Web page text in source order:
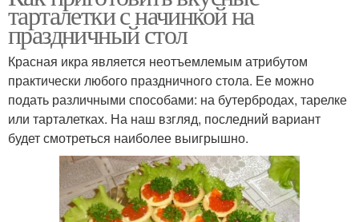
тарталетки с начинкой на
праздничный стол
Красная икра является неотъемлемым атрибутом
практически любого праздничного стола. Ее можно
подать различными способами: на бутербродах, тарелке
или тарталетках. На наш взгляд, последний вариант
будет смотреться наиболее выигрышно.